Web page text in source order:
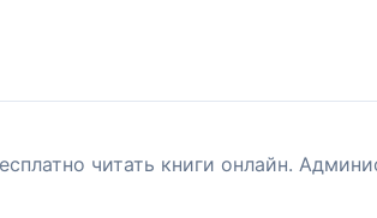
читать книги онлайн.